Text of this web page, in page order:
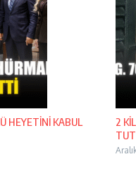
HEYETİNİ KABUL
2